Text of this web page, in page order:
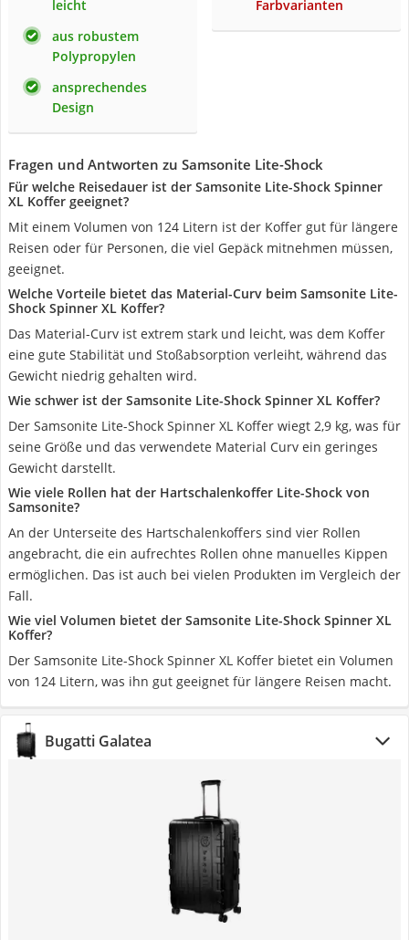
leicht
aus robustem
Polypropylen
ansprechendes
Design
Farbvarianten
Fragen und Antworten zu Samsonite Lite-Shock
Für welche Reisedauer ist der Samsonite Lite-Shock Spinner
XL Koffer geeignet?
Mit einem Volumen von 124 Litern ist der Koffer gut für längere
Reisen oder für Personen, die viel Gepäck mitnehmen müssen,
geeignet.
Welche Vorteile bietet das Material-Curv beim Samsonite Lite-
Shock Spinner XL Koffer?
Das Material-Curv ist extrem stark und leicht, was dem Koffer
eine gute Stabilität und Stoßabsorption verleiht, während das
Gewicht niedrig gehalten wird.
Wie schwer ist der Samsonite Lite-Shock Spinner XL Koffer?
Der Samsonite Lite-Shock Spinner XL Koffer wiegt 2,9 kg, was für
seine Größe und das verwendete Material Curv ein geringes
Gewicht darstellt.
Wie viele Rollen hat der Hartschalenkoffer Lite-Shock von
Samsonite?
An der Unterseite des Hartschalenkoffers sind vier Rollen
angebracht, die ein aufrechtes Rollen ohne manuelles Kippen
ermöglichen. Das ist auch bei vielen Produkten im Vergleich der
Fall.
Wie viel Volumen bietet der Samsonite Lite-Shock Spinner XL
Koffer?
Der Samsonite Lite-Shock Spinner XL Koffer bietet ein Volumen
von 124 Litern, was ihn gut geeignet für längere Reisen macht.
Bugatti Galatea